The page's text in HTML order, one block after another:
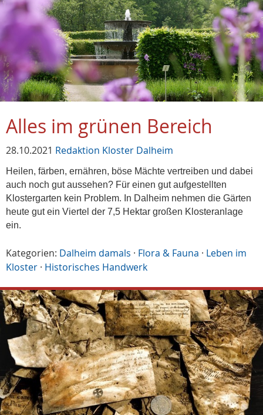
Alles im grünen Bereich
28.10.2021 Redaktion Kloster Dalheim
Heilen, färben, ernähren, böse Mächte vertreiben und dabei
auch noch gut aussehen? Für einen gut aufgestellten
Klostergarten kein Problem. In Dalheim nehmen die Gärten
heute gut ein Viertel der 7,5 Hektar großen Klosteranlage
ein.
Kategorien: Dalheim damals · Flora & Fauna · Leben im
Kloster · Historisches Handwerk